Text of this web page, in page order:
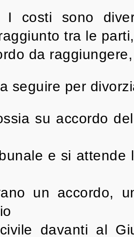
I costi sono
tra le parti,
da
seguire per
su accordo
e si attende
un accordo,
davanti al